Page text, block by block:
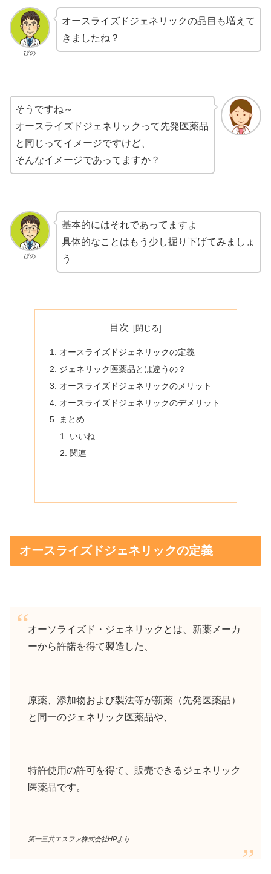
ぴの
オースライズドジェネリックの品目も増えて
きましたね？
そうですね～
オースライズドジェネリックって先発医薬品
と同じってイメージですけど、
そんなイメージであってますか？
ぴの
基本的にはそれであってますよ
具体的なことはもう少し掘り下げてみましょ
う
目次
オースライズドジェネリックの定義
ジェネリック医薬品とは違うの？
オースライズドジェネリックのメリット
オースライズドジェネリックのデメリット
まとめ
いいね:
関連
オースライズドジェネリックの定義
オーソライズド・ジェネリックとは、新薬メーカ
ーから許諾を得て製造した、
原薬、添加物および製法等が新薬（先発医薬品）
と同一のジェネリック医薬品や、
特許使用の許可を得て、販売できるジェネリック
医薬品です。
第一三共エスファ株式会社HPより